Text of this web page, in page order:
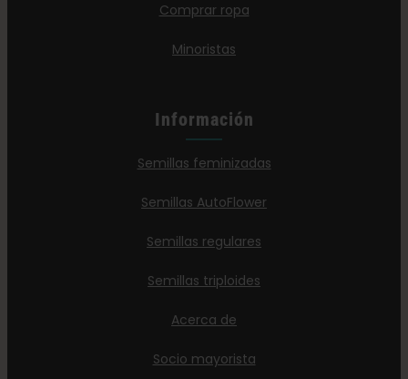
Comprar ropa
Minoristas
Información
Semillas feminizadas
Semillas AutoFlower
Semillas regulares
Semillas triploides
Acerca de
Socio mayorista